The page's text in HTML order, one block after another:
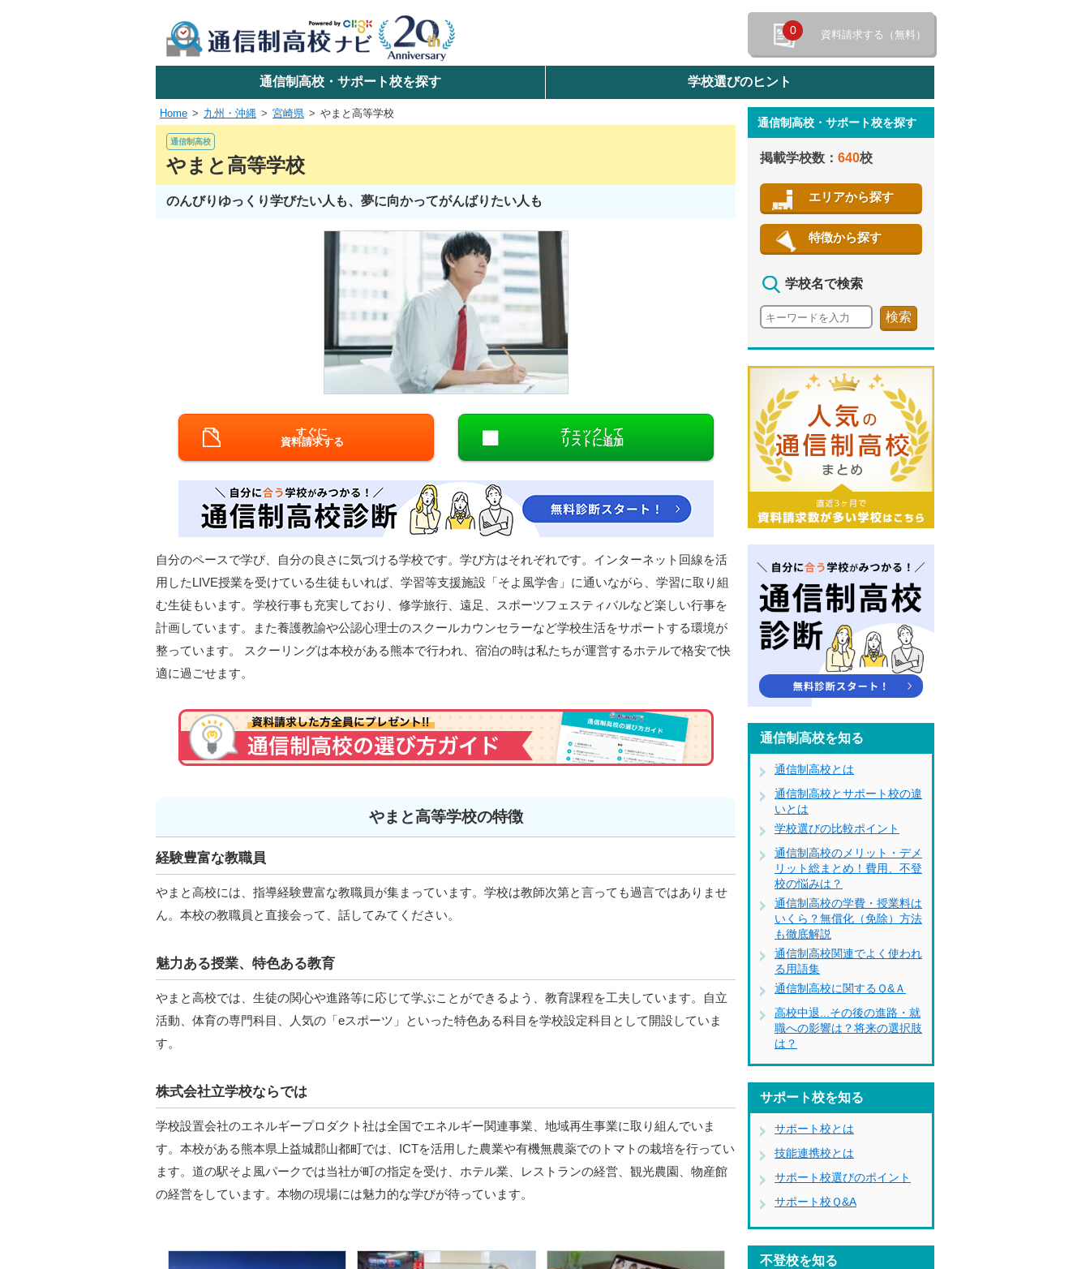
0 資料請求する（無料）
学校名で探す
検索
北陸・甲信越
中国
九州・沖縄
通信制高校・サポート校を探す 学校選びのヒント
Home 九州・沖縄 宮崎県 やまと高等学校
通信制高校
やまと高等学校
のんびりゆっくり学びたい人も、夢に向かってがんばりたい人も
すぐに
資料請求する
チェックして
リストに追加
自分のペースで学び、自分の良さに気づける学校です。学び方はそれぞれです。インターネット回線を活
用したLIVE授業を受けている生徒もいれば、学習等支援施設「そよ風学舎」に通いながら、学習に取り組
む生徒もいます。学校行事も充実しており、修学旅行、遠足、スポーツフェスティバルなど楽しい行事を
計画しています。また養護教諭や公認心理士のスクールカウンセラーなど学校生活をサポートする環境が
整っています。 スクーリングは本校がある熊本で行われ、宿泊の時は私たちが運営するホテルで格安で快
適に過ごせます。
やまと高等学校の特徴
経験豊富な教職員
やまと高校には、指導経験豊富な教職員が集まっています。学校は教師次第と言っても過言ではありませ
ん。本校の教職員と直接会って、話してみてください。
魅力ある授業、特色ある教育
やまと高校では、生徒の関心や進路等に応じて学ぶことができるよう、教育課程を工夫しています。自立
活動、体育の専門科目、人気の「eスポーツ」といった特色ある科目を学校設定科目として開設していま
す。
株式会社立学校ならでは
学校設置会社のエネルギープロダクト社は全国でエネルギー関連事業、地域再生事業に取り組んでいま
す。本校がある熊本県上益城郡山都町では、ICTを活用した農業や有機無農薬でのトマトの栽培を行ってい
ます。道の駅そよ風パークでは当社が町の指定を受け、ホテル業、レストランの経営、観光農園、物産館
の経営をしています。本物の現場には魅力的な学びが待っています。
通信制高校・サポート校を探す
掲載学校数： 640校
エリアから探す
特徴から探す
学校名で検索
通信制高校を知る
通信制高校とは
通信制高校とサポート校の違
いとは
学校選びの比較ポイント
通信制高校のメリット・デメ
リット総まとめ！費用、不登
校の悩みは？
通信制高校の学費・授業料は
いくら？無償化（免除）方法
も徹底解説
通信制高校関連でよく使われ
る用語集
通信制高校に関するＱ&Ａ
高校中退...その後の進路・就
職への影響は？将来の選択肢
は？
サポート校を知る
サポート校とは
技能連携校とは
サポート校選びのポイント
サポート校Ｑ&A
不登校を知る